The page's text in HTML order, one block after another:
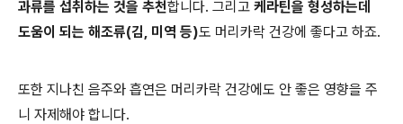
과류를 섭취하는 것을 추천합니다. 그리고 케라틴을 형성하는데
도움이 되는 해조류(김, 미역 등)도 머리카락 건강에 좋다고 하죠.
또한 지나친 음주와 흡연은 머리카락 건강에도 안 좋은 영향을 주
니 자제해야 합니다.